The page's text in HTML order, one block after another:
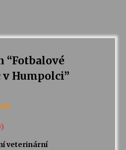
“Fotbalové
Humpolci”
veterinární